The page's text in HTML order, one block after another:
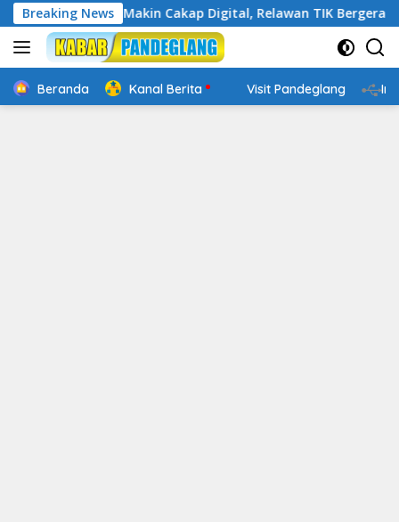
Langsung
ke
konten
Breaking News
: Banten Makin Cakap Digital, Relawan TIK Bergerak
Beranda Kanal Berita Visit Pandeglang